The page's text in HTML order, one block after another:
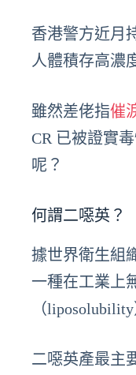
香港警方近月
人體積存高濃
雖然差佬指催
CR 已被證實
呢？
何謂二噁英？
據世界衛生組
一種在工業上
（
二噁英產最主